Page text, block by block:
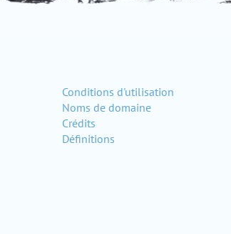
Conditions d'utilisation
Noms de domaine
Crédits
Définitions